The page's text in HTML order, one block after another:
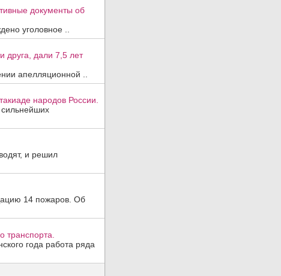
документы об
уголовное ..
друга, дали 7,5 лет
апелляционной ..
народов России.
сильнейших
и решил
14 пожаров. Об
транспорта.
года работа ряда